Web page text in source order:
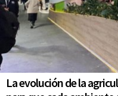
La evolución de la